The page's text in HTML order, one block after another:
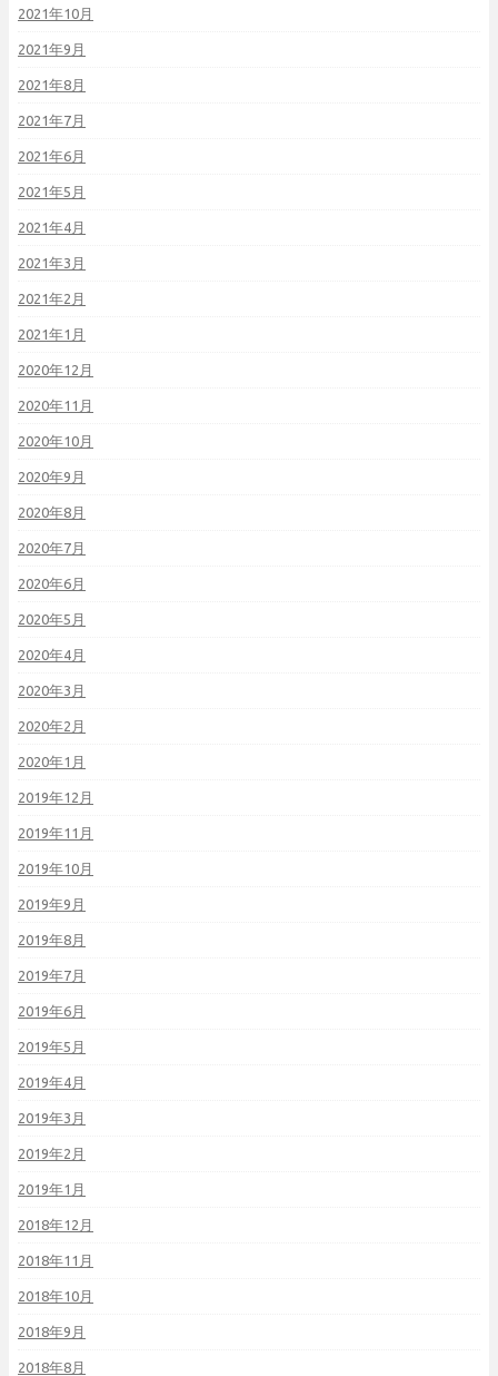
2021年10月
2021年9月
2021年8月
2021年7月
2021年6月
2021年5月
2021年4月
2021年3月
2021年2月
2021年1月
2020年12月
2020年11月
2020年10月
2020年9月
2020年8月
2020年7月
2020年6月
2020年5月
2020年4月
2020年3月
2020年2月
2020年1月
2019年12月
2019年11月
2019年10月
2019年9月
2019年8月
2019年7月
2019年6月
2019年5月
2019年4月
2019年3月
2019年2月
2019年1月
2018年12月
2018年11月
2018年10月
2018年9月
2018年8月